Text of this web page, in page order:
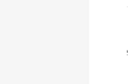
wie das eigene Haar
erleichtern das
Welle für
Aufhelltechnologie
ein dauerhaft